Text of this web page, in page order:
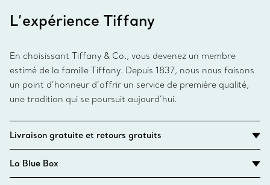
L’expérience Tiffany
En choisissant Tiffany & Co., vous devenez un membre
estimé de la famille Tiffany. Depuis 1837, nous nous faisons
un point d’honneur d’offrir un service de première qualité,
une tradition qui se poursuit aujourd’hui.
Livraison gratuite et retours gratuits
La Blue Box